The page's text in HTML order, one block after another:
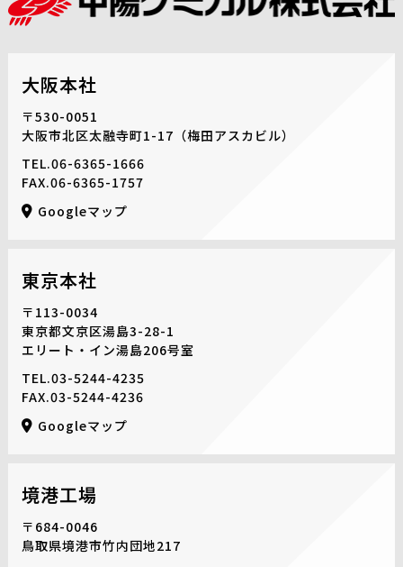
大阪本社
〒530-0051
大阪市北区太融寺町1-17 （梅田アスカビル）
TEL.06-6365-1666
FAX.06-6365-1757
Googleマップ
東京本社
〒113-0034
東京都文京区湯島3-28-1
エリート・イン湯島206号室
TEL.03-5244-4235
FAX.03-5244-4236
Googleマップ
境港工場
〒684-0046
鳥取県境港市竹内団地217